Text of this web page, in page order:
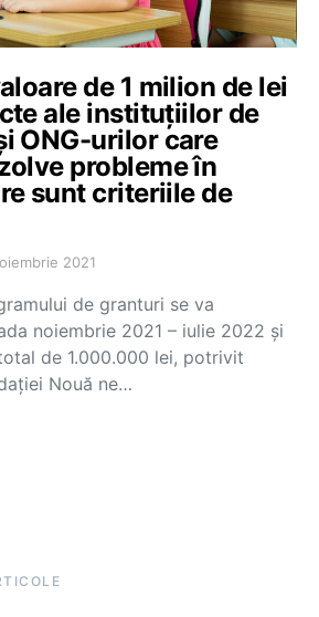
de 1 milion de lei
ale instituțiilor de
ONG-urilor care
probleme în
sunt criteriile de
2021
de granturi se va
noiembrie 2021 – iulie 2022 și
de 1.000.000 lei, potrivit
Nouă ne…